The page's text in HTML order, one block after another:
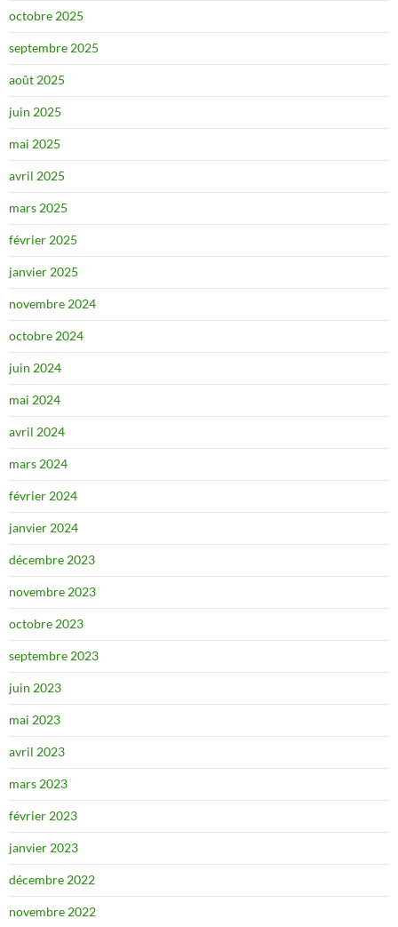
octobre 2025
septembre 2025
août 2025
juin 2025
mai 2025
avril 2025
mars 2025
février 2025
janvier 2025
novembre 2024
octobre 2024
juin 2024
mai 2024
avril 2024
mars 2024
février 2024
janvier 2024
décembre 2023
novembre 2023
octobre 2023
septembre 2023
juin 2023
mai 2023
avril 2023
mars 2023
février 2023
janvier 2023
décembre 2022
novembre 2022